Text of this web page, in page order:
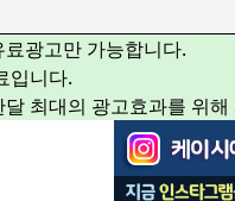
광고만 가능합니다.
입니다.
최대의 광고효과를 위